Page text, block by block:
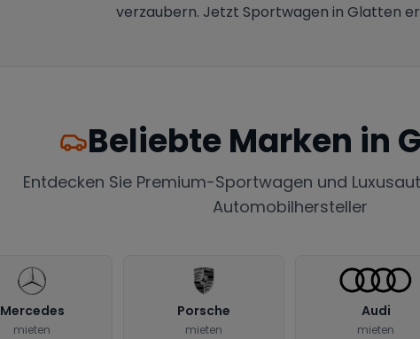
verzaubern. Jetzt Sportwagen in Glatten
Beliebte Marken in
Entdecken Sie Premium-Sportwagen und
Automobilhersteller
Mercedes
mieten
Porsche
mieten
Audi
mieten